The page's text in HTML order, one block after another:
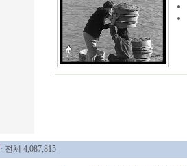
· 전체 4,087,815